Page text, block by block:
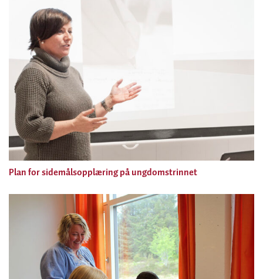
Plan for sidemålsopplæring på ungdomstrinnet